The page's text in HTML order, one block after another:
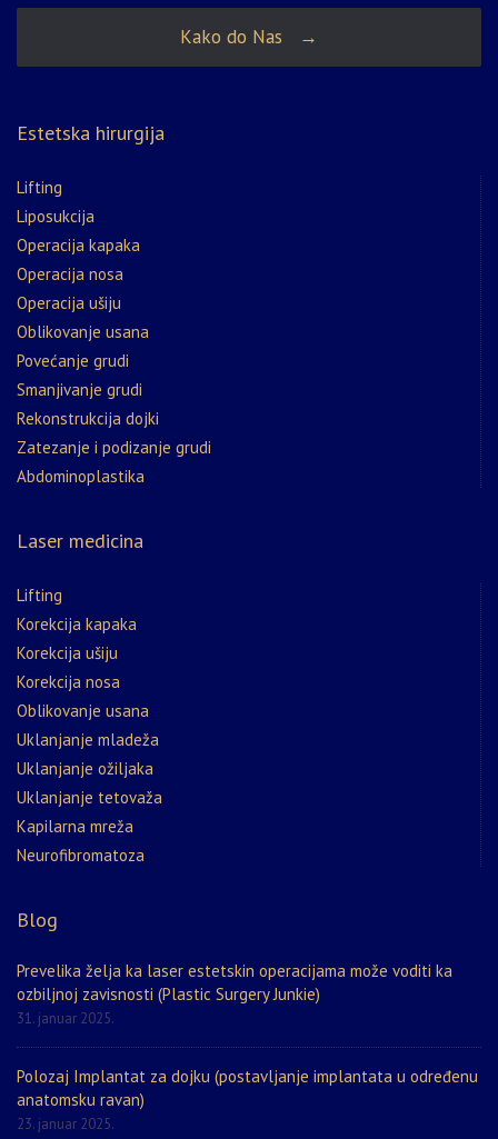
Kako do Nas →
Estetska hirurgija
Lifting
Liposukcija
Operacija kapaka
Operacija nosa
Operacija ušiju
Oblikovanje usana
Povećanje grudi
Smanjivanje grudi
Rekonstrukcija dojki
Zatezanje i podizanje grudi
Abdominoplastika
Laser medicina
Lifting
Korekcija kapaka
Korekcija ušiju
Korekcija nosa
Oblikovanje usana
Uklanjanje mladeža
Uklanjanje ožiljaka
Uklanjanje tetovaža
Kapilarna mreža
Neurofibromatoza
Blog
Prevelika želja ka laser estetskin operacijama može voditi ka
ozbiljnoj zavisnosti (Plastic Surgery Junkie)
31. januar 2025.
Polozaj Implantat za dojku (postavljanje implantata u određenu
anatomsku ravan)
23. januar 2025.